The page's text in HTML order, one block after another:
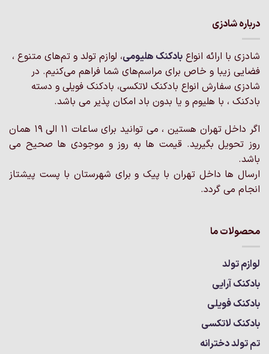
باشد.
گزینه
ها
ممکن
است
صفحه
محصول
شوند
باشد.
گزینه
ممکن
است
صفحه
محصول
شوند
درباره شادزی
شادزی با ارائه انواع بادکنک‌ هلیومی، لوازم تولد و تم‌های متنوع ،
فضایی زیبا و خاص برای مراسم‌های شما فراهم می‌کنیم. در
شادزی سفارش انواع بادکنک لاتکسی، بادکنک فویلی و دسته
بادکنک ، با هلیوم و یا بدون باد امکان پذیر می باشد.
اگر داخل تهران هستین ، می توانید برای ساعات 11 الی 19 همان
روز تحویل بگیرید. قیمت ها به روز و موجودی ها صحیح می
باشد.
ارسال ها داخل تهران با پیک و برای شهرستان با پست پیشتاز
انجام می گردد.
محصولات ما
لوازم تولد
بادکنک آرایی
بادکنک فویلی
بادکنک لاتکسی
تم تولد دخترانه